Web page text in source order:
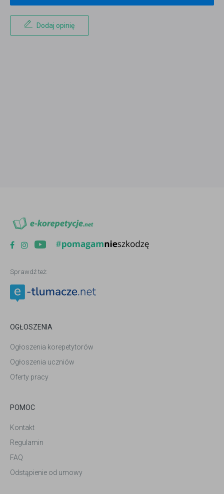
Dodaj opinię
Sprawdź też:
OGŁOSZENIA
Ogłoszenia korepetytorów
Ogłoszenia uczniów
Oferty pracy
POMOC
Kontakt
Regulamin
FAQ
Odstąpienie od umowy